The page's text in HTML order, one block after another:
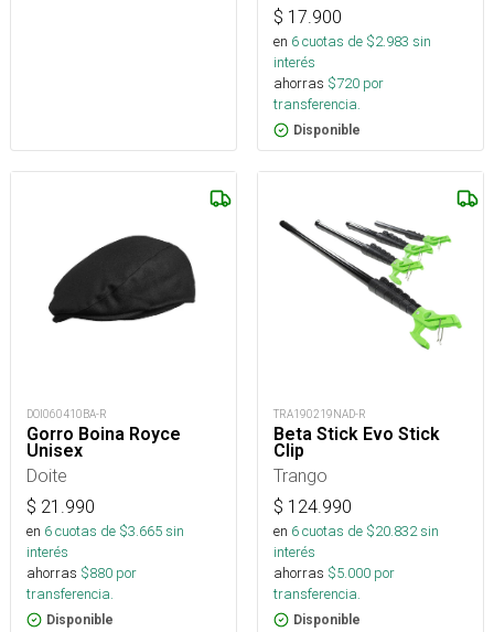
$ 17.900
en 6cuotas de $2.983 sin
interés
ahorras $720 por
transferencia.
Disponible
DOI060410BA-R
Gorro Boina Royce
Unisex
Doite
$ 21.990
en 6cuotas de $3.665sin
interés
ahorras $880 por
transferencia.
Disponible
TRA190219NAD-R
Beta Stick Evo Stick
Clip
Trango
$ 124.990
en 6cuotas de $20.832sin
interés
ahorras $5.000 por
transferencia.
Disponible